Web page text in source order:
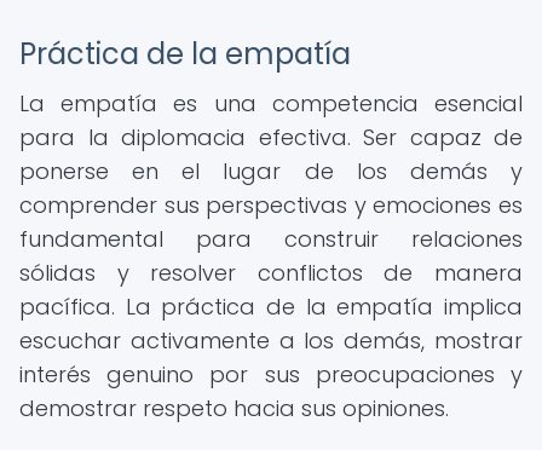
Práctica de la empatía
La empatía es una competencia esencial
para la diplomacia efectiva. Ser capaz de
ponerse en el lugar de los demás y
comprender sus perspectivas y emociones es
fundamental para construir relaciones
sólidas y resolver conflictos de manera
pacífica. La práctica de la empatía implica
escuchar activamente a los demás, mostrar
interés genuino por sus preocupaciones y
demostrar respeto hacia sus opiniones.